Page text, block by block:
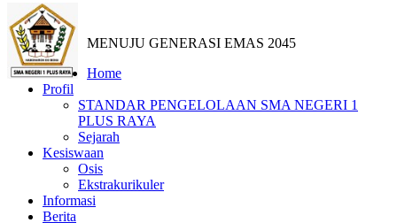
MENUJU GENERASI EMAS 2045
Home
Profil
STANDAR PENGELOLAAN SMA NEGERI 1
PLUS RAYA
Sejarah
Kesiswaan
Osis
Ekstrakurikuler
Informasi
Berita